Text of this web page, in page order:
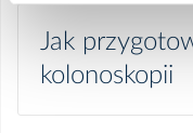
Polityka
Jak
kolonoskopii